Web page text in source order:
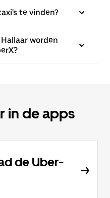
te vinden?
worden
in de apps
de Uber-